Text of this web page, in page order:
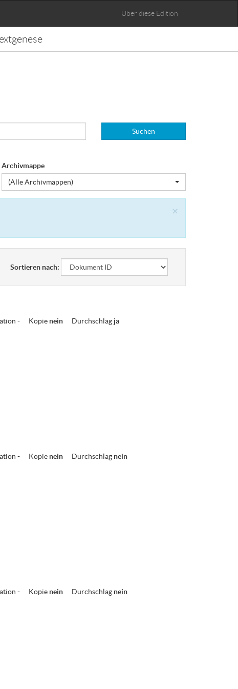
Über diese Edition
Suchen
Archivmappe
(Alle Archivmappen)
×
Sortieren nach:
- Kopie nein Durchschlag ja
- Kopie nein Durchschlag nein
- Kopie nein Durchschlag nein